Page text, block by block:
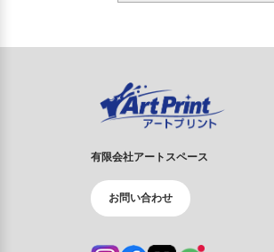
有限会社アートスペース
お問い合わせ